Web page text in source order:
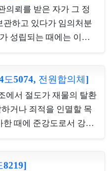
아닌 자가 수사기관에
을 진술하여 진범의 체
중한 결과를 발생케 한
건이 따로 마련되어 있
하는 구성요건에서 정
것이므로, 기본범죄를
발생케 한 부진정결과적
가 별도의 구성요건에
의뢰를 받은 자가 그 정
관하고 있다가 임의처분
성립되는 때에는 이미
.
도5074, 전원합의체]
에서 절도가 재물의 탈환
거나 죄적을 인멸할 목
때에 준강도로서 강도
실질적으로 위법성이
8219]